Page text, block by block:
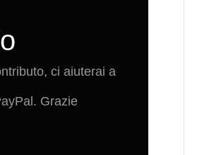
ci aiuterai a
Grazie